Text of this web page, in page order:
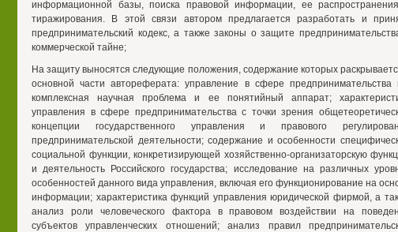
информационной базы, поиска правовой информации, ее
тиражирования. В этой связи автором предлагается разработать и
предпринимательский кодекс, а также законы о защите
коммерческой тайне;
На защиту выносятся следующие положения, содержание которых
основной части автореферата: управление в сфере предпринимательства
комплексная научная проблема и ее понятийный аппарат;
управления в сфере предпринимательства с точки зрения
концепции государственного управления и правового
предпринимательской деятельности; содержание и особенности
социальной функции, конкретизирующей хозяйственно-организаторскую
и деятельность Российского государства; исследование на различных
особенностей данного вида управления, включая его функционирование на
информации; характеристика функций управления юридической фирмой, а
анализ роли человеческого фактора в правовом воздействии на
субъектов управленческих отношений; анализ правил